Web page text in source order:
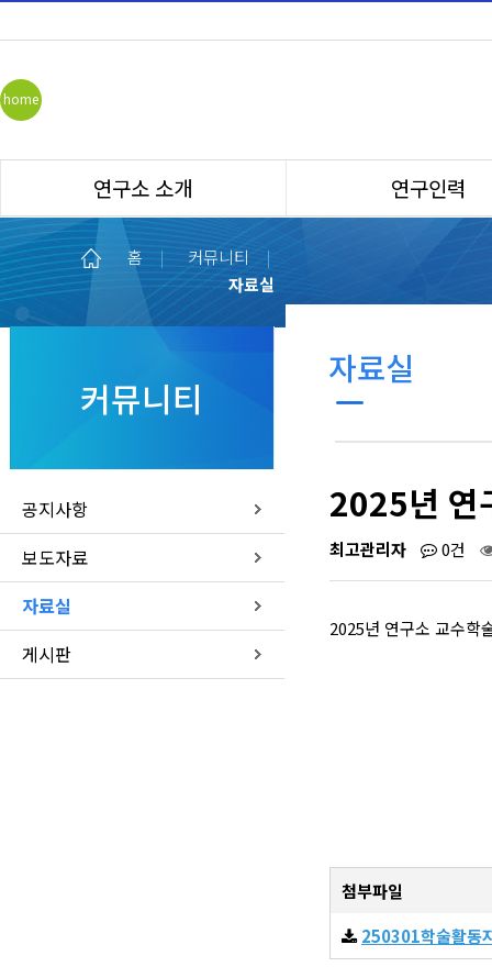
home
연구소 소개 연구인력
커뮤니티
공지사항
보도자료
자료실
게시판
홈 | 커뮤니티
|
자료실
자료실
2025년 연
최고관리자 0건
2025년 연구소 교수학
첨부파일
250301학술활동